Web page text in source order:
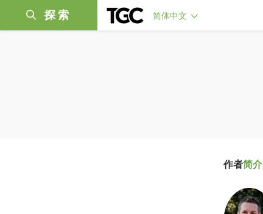
探索 简体中文
作者简介